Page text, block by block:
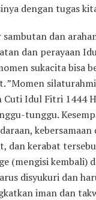
dengan tugas
sambutan dan
dan perayaan
sukacita bisa
”Momen
Cuti Idul Fitri 1444
tunggu.
dan kerabat
(mengisi kembali)
disyukuri dan
iman dan